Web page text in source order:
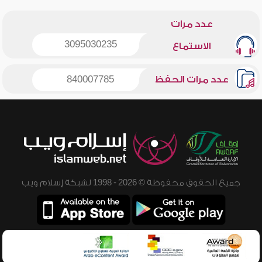
عدد مرات
الاستماع 3095030235
عدد مرات الحفظ 840007785
جميع الحقوق محفوظة © 2026 - 1998 لشبكة إسلام ويب